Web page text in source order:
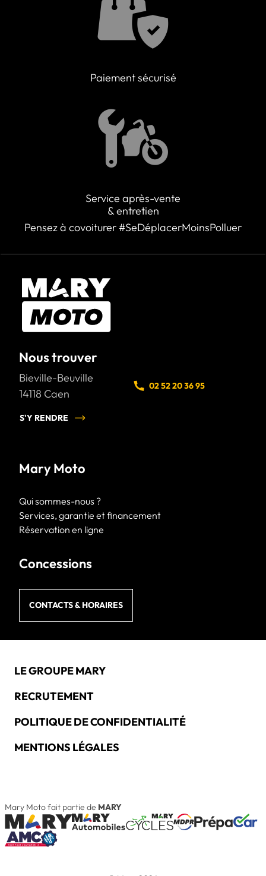
Paiement sécurisé
Service après-vente
& entretien
Pensez à covoiturer #SeDéplacerMoinsPolluer
Nous trouver
Bieville-Beuville
14118 Caen
S'Y RENDRE
02 52 20 36 95
Mary Moto
Qui sommes-nous ?
Services, garantie et financement
Réservation en ligne
Concessions
CONTACTS & HORAIRES
LE GROUPE MARY
RECRUTEMENT
POLITIQUE DE CONFIDENTIALITÉ
MENTIONS LÉGALES
Mary Moto fait partie de MARY